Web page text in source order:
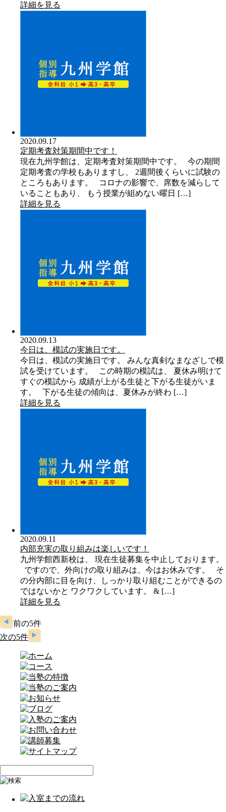
詳細を見る
2020.09.17
定期考査対策期間中です！
現在九州学館は、定期考査対策期間中です。 今の期間
定期考査の学校もありますし、 2週間後くらいに試験の
ところもあります。 コロナの影響で、席数を減らして
いることもあり、 もう授業が組めない曜日 […]
詳細を見る
2020.09.13
今日は、模試の実施日です。
今日は、模試の実施日です。 みんな真剣なまなざしで模
試を受けています。 この時期の模試は、 夏休み明けて
すぐの模試から 成績が上がる生徒と下がる生徒がいま
す。 下がる生徒の傾向は、夏休みが終わ […]
詳細を見る
2020.09.11
内部充実の取り組みは楽しいです！
九州学館西新校は、 現在生徒募集を中止しております。
ですので、外向けの取り組みは、今はお休みです。 そ
の分内部に目を向け、しっかり取り組むことができるの
ではないかと ワクワクしています。 & […]
詳細を見る
前の5件
次の5件